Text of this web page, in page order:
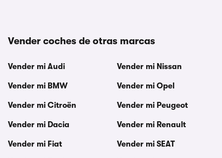
Vender coches de otras marcas
Vender mi Audi
Vender mi BMW
Vender mi Citroën
Vender mi Dacia
Vender mi Fiat
Vender mi Nissan
Vender mi Opel
Vender mi Peugeot
Vender mi Renault
Vender mi SEAT